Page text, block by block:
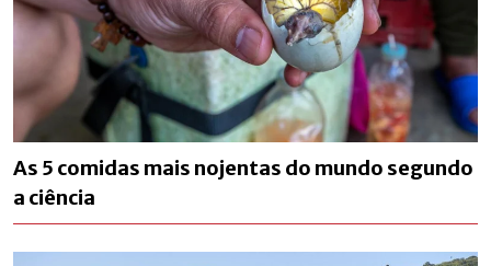
As 5 comidas mais nojentas do mundo segundo
a ciência